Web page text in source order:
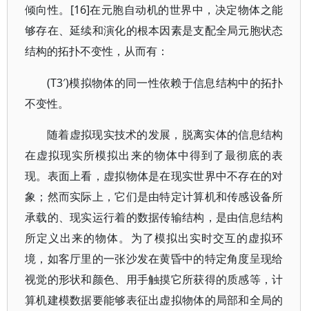
倾向性。[16]在元胞自动机的世界中，决定物体之能
够存在、延续和演化的根本因素是支配全局元胞状态
结构的拓扑不变性，从而有：
(T3′)模拟物体的同一性依赖于信息结构中的拓扑
不变性。
随着虚拟现实技术的发展，脱离实体的信息结构
在虚拟现实所模拟出来的物体中得到了最彻底的表
现。表面上看，虚拟物体是在现实世界中不存在的对
象；然而实际上，它们是由特定计算机和传感设备所
承载的、现实运行着的数据传输结构，是由信息结构
所定义出来的物体。为了模拟出实时交互的虚拟环
境，如客厅里的一张沙发在黄昏中的特定角度呈现给
视觉的形状和颜色、用手触摸它所获得的质感等，计
算机建模数据要能够表征出虚拟物体的局部和全局的